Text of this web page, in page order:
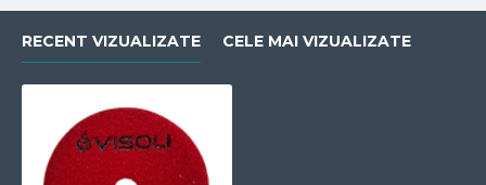
RECENT VIZUALIZATE CELE MAI VIZUALIZATE